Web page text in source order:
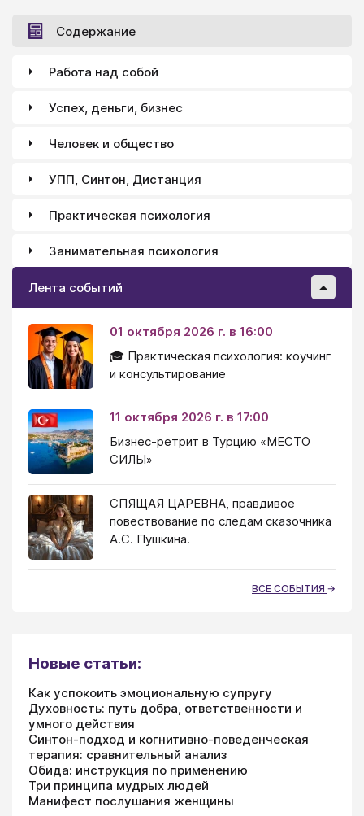
перспективу) — лучше, то это, сказанное — плохо.
А если никому не стало никак, то разницы — были ли
Содержание
Работа над собой
Успех, деньги, бизнес
Человек и общество
УПП, Синтон, Дистанция
Практическая психология
Занимательная психология
Лента событий
01 октября 2026 г. в 16:00
🎓 Практическая психология: коучинг
и консультирование
11 октября 2026 г. в 17:00
Бизнес-ретрит в Турцию «МЕСТО
СИЛЫ»
СПЯЩАЯ ЦАРЕВНА, правдивое
повествование по следам сказочника
А.С. Пушкина.
ВСЕ СОБЫТИЯ
Новые статьи:
Как успокоить эмоциональную супругу
Духовность: путь добра, ответственности и
умного действия
Синтон-подход и когнитивно-поведенческая
терапия: сравнительный анализ
Обида: инструкция по применению
Три принципа мудрых людей
Манифест послушания женщины